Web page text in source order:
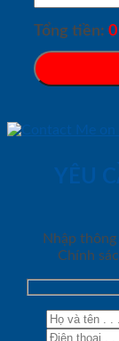
Tổng tiền: 0
YÊU
Nhập
Chính